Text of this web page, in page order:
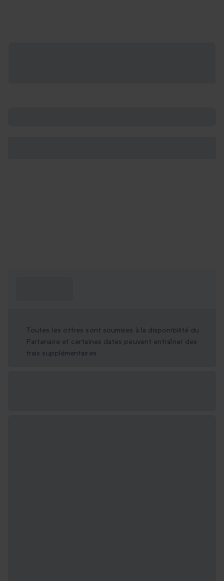
Toutes les offres sont soumises à la disponibilité du
Partenaire et certaines dates peuvent entraîner des
frais supplémentaires.